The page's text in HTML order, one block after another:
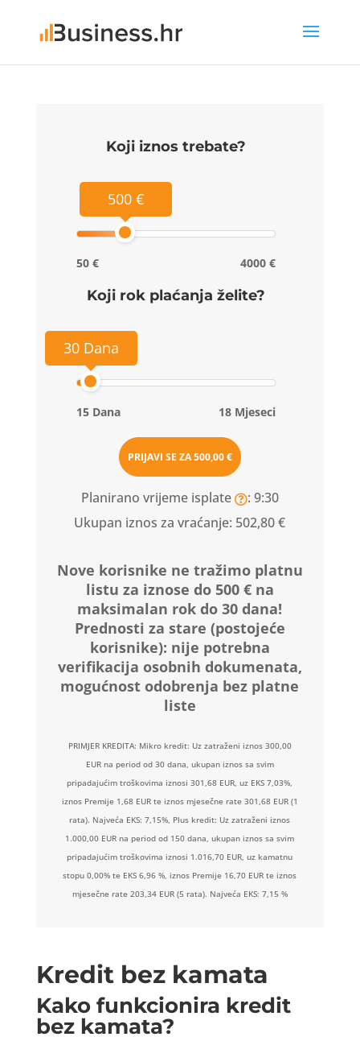
Koji iznos trebate?
500 €
50 € 4000 €
Koji rok plaćanja želite?
30 Dana
15 Dana 18 Mjeseci
PRIJAVI SE ZA500,00 €
Planirano vrijeme isplate
: 9:30
Ukupan iznos za vraćanje: 502,80 €
Nove korisnike ne tražimo platnu
listu za iznose do 500 € na
maksimalan rok do 30 dana!
Prednosti za stare (postojeće
korisnike): nije potrebna
verifikacija osobnih dokumenata,
mogućnost odobrenja bez platne
liste
PRIMJER KREDITA: Mikro kredit: Uz zatraženi iznos 300,00
EUR na period od 30 dana, ukupan iznos sa svim
pripadajućim troškovima iznosi 301,68 EUR, uz EKS 7,03%,
iznos Premije 1,68 EUR te iznos mjesečne rate 301,68 EUR (1
rata). Najveća EKS: 7,15%, Plus kredit: Uz zatraženi iznos
1.000,00 EUR na period od 150 dana, ukupan iznos sa svim
pripadajućim troškovima iznosi 1.016,70 EUR, uz kamatnu
stopu 0,00% te EKS 6,96 %, iznos Premije 16,70 EUR te iznos
mjesečne rate 203,34 EUR (5 rata). Najveća EKS: 7,15 %
Kredit bez kamata
Kako funkcionira kredit
bez kamata?